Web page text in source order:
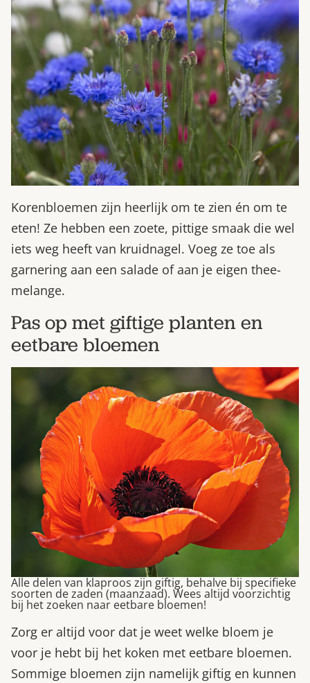
Korenbloemen zijn heerlijk om te zien én om te
eten! Ze hebben een zoete, pittige smaak die wel
iets weg heeft van kruidnagel. Voeg ze toe als
garnering aan een salade of aan je eigen thee-
melange.
Pas op met giftige planten en
eetbare bloemen
Alle delen van klaproos zijn giftig, behalve bij specifieke
soorten de zaden (maanzaad). Wees altijd voorzichtig
bij het zoeken naar eetbare bloemen!
Zorg er altijd voor dat je weet welke bloem je
voor je hebt bij het koken met eetbare bloemen.
Sommige bloemen zijn namelijk giftig en kunnen